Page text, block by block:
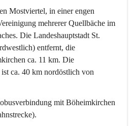
Mostviertel, in einer engen
mehrerer Quellbäche im
Die Landeshauptstadt St.
entfernt, die
ca. 11 km. Die
ca. 40 km nordöstlich von
mit Böheimkirchen